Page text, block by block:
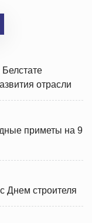
отрасли
приметы на 9
Днем строителя